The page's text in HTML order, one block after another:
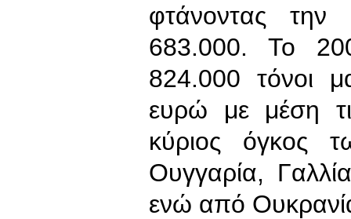
φτάνοντας
683.000. Το
824.000 τόνοι
ευρώ με μέση
κύριος όγκος
Ουγγαρία,
ενώ από